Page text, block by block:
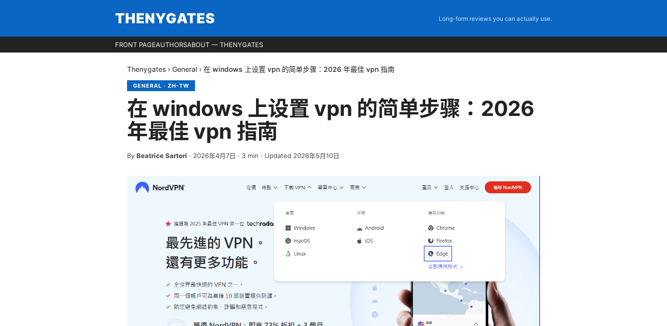
THENYGATES Long-form reviews you can actually use.
FRONT PAGEAUTHORSABOUT — THENYGATES
Thenygates › General › 在 windows 上设置 vpn 的简单步骤：2026 年最佳 vpn 指南
GENERAL · ZH-TW
在 windows 上设置 vpn 的简单步骤：2026
年最佳 vpn 指南
By Beatrice Sartori · 2026年4月7日 · 3 min · Updated 2026年5月10日